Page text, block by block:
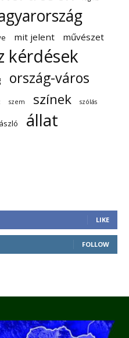
mit jelent művészet
kérdések
ország-város
szem színek szólás
állat
LIKE
FOLLOW